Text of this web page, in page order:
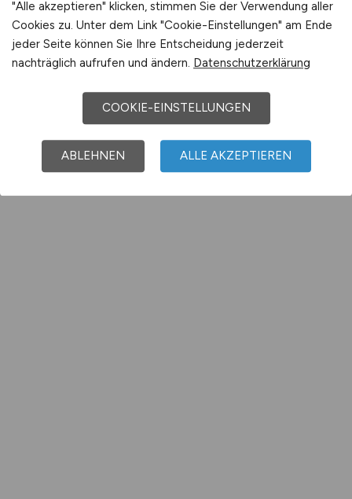
"Alle akzeptieren" klicken, stimmen Sie der Verwendung aller
Cookies zu. Unter dem Link "Cookie-Einstellungen" am Ende
jeder Seite können Sie Ihre Entscheidung jederzeit
nachträglich aufrufen und ändern. Datenschutzerklärung
COOKIE-EINSTELLUNGEN
ABLEHNEN ALLE AKZEPTIEREN